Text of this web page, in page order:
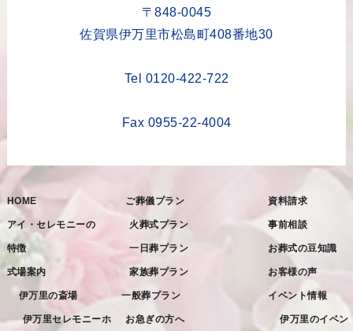
2022年11月
2022年10月
2022年9月
2022年8月
2022年7月
2022年6月
〒848-0045
佐賀県伊万里市松島町408番地30
Tel 0120-422-722
Fax 0955-22-4004
HOME
アイ・セレモニーの
特徴
式場案内
伊万里の斎場
伊万里セレモニーホ
ご葬儀プラン
火葬式プラン
一日葬プラン
家族葬プラン
一般葬プラン
お急ぎの方へ
資料請求
事前相談
お葬式の豆知識
お客様の声
イベント情報
伊万里のイベン